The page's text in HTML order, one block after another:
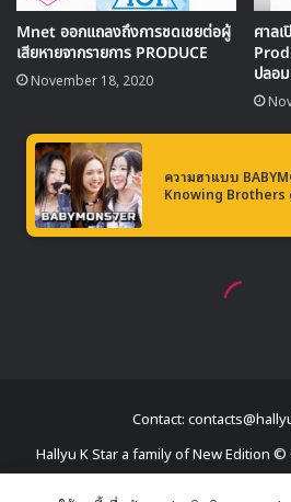
Contact:
Hallyu K Star a family of New Edition ©